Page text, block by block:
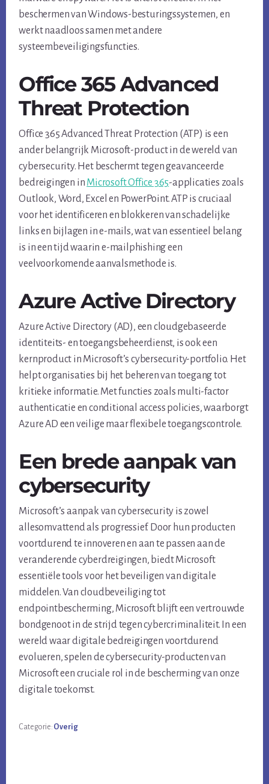
beschermen van Windows-besturingssystemen, en
werkt naadloos samen met andere
systeembeveiligingsfuncties.
Office 365 Advanced
Threat Protection
Office 365 Advanced Threat Protection (ATP) is een
ander belangrijk Microsoft-product in de wereld van
cybersecurity. Het beschermt tegen geavanceerde
bedreigingen in Microsoft Office 365-applicaties zoals
Outlook, Word, Excel en PowerPoint. ATP is cruciaal
voor het identificeren en blokkeren van schadelijke
links en bijlagen in e-mails, wat van essentieel belang
is in een tijd waarin e-mailphishing een
veelvoorkomende aanvalsmethode is.
Azure Active Directory
Azure Active Directory (AD), een cloudgebaseerde
identiteits- en toegangsbeheerdienst, is ook een
kernproduct in Microsoft’s cybersecurity-portfolio. Het
helpt organisaties bij het beheren van toegang tot
kritieke informatie. Met functies zoals multi-factor
authenticatie en conditional access policies, waarborgt
Azure AD een veilige maar flexibele toegangscontrole.
Een brede aanpak van
cybersecurity
Microsoft’s aanpak van cybersecurity is zowel
allesomvattend als progressief. Door hun producten
voortdurend te innoveren en aan te passen aan de
veranderende cyberdreigingen, biedt Microsoft
essentiële tools voor het beveiligen van digitale
middelen. Van cloudbeveiliging tot
endpointbescherming, Microsoft blijft een vertrouwde
bondgenoot in de strijd tegen cybercriminaliteit. In een
wereld waar digitale bedreigingen voortdurend
evolueren, spelen de cybersecurity-producten van
Microsoft een cruciale rol in de bescherming van onze
digitale toekomst.
Categorie: Overig